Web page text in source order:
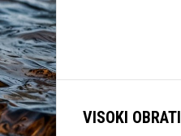
VISOKI OBRATI